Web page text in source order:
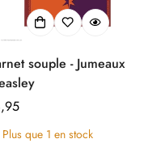
souple - Jumeaux
Plus que 1 en stock